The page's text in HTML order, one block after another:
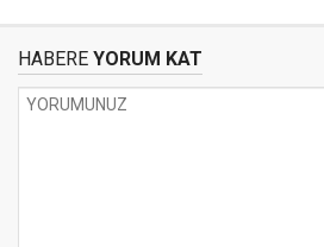
HABERE YORUM KAT